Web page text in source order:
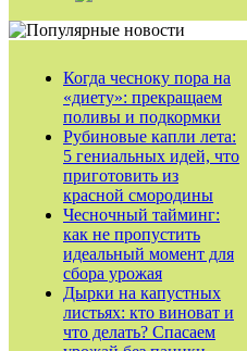
Когда чесноку пора на
«диету»: прекращаем
поливы и подкормки
Рубиновые капли лета:
5 гениальных идей, что
приготовить из
красной смородины
Чесночный тайминг:
как не пропустить
идеальный момент для
сбора урожая
Дырки на капустных
листьях: кто виноват и
что делать? Спасаем